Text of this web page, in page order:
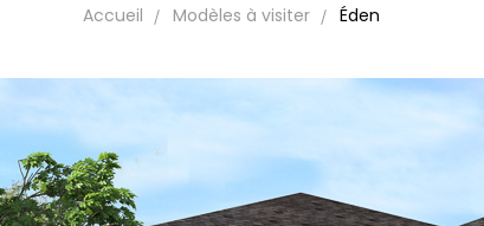
Accueil Modèles à visiter Éden